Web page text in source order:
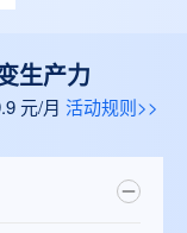
生产力
元/月 活动规则>>